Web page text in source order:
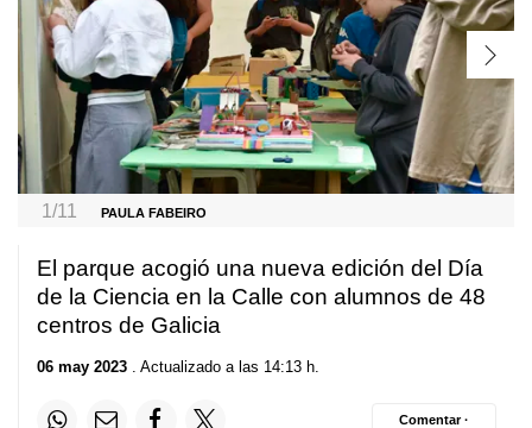
1/11 PAULA FABEIRO
El parque acogió una nueva edición del Día
de la Ciencia en la Calle con alumnos de 48
centros de Galicia
06 may 2023 . Actualizado a las 14:13 h.
Comentar ·